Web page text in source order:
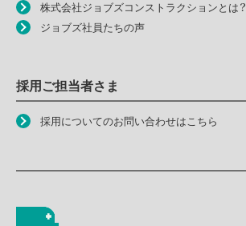
株式会社ジョブズコンストラクションとは？
ジョブズ社員たちの声
採用ご担当者さま
採用についてのお問い合わせはこちら